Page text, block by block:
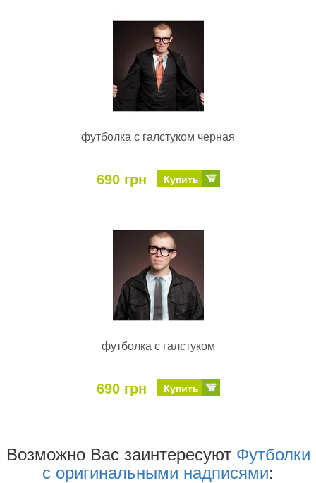
футболка с галстуком черная
690 грн Купить
футболка с галстуком
690 грн Купить
Возможно Ваc заинтересуют Футболки
с оригинальными надписями: